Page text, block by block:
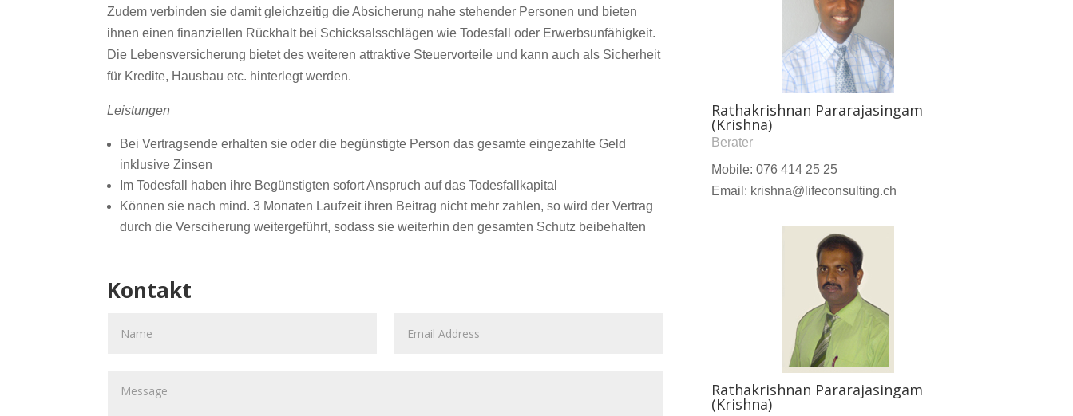
Zudem verbinden sie damit gleichzeitig die Absicherung nahe stehender Personen und bieten
ihnen einen finanziellen Rückhalt bei Schicksalsschlägen wie Todesfall oder Erwerbsunfähigkeit.
Die Lebensversicherung bietet des weiteren attraktive Steuervorteile und kann auch als Sicherheit
für Kredite, Hausbau etc. hinterlegt werden.
Leistungen
Bei Vertragsende erhalten sie oder die begünstigte Person das gesamte eingezahlte Geld
inklusive Zinsen
Im Todesfall haben ihre Begünstigten sofort Anspruch auf das Todesfallkapital
Können sie nach mind. 3 Monaten Laufzeit ihren Beitrag nicht mehr zahlen, so wird der Vertrag
durch die Versciherung weitergeführt, sodass sie weiterhin den gesamten Schutz beibehalten
Kontakt
Rathakrishnan Pararajasingam
(Krishna)
Berater
Mobile: 076 414 25 25
Email: krishna@lifeconsulting.ch
Rathakrishnan Pararajasingam
(Krishna)